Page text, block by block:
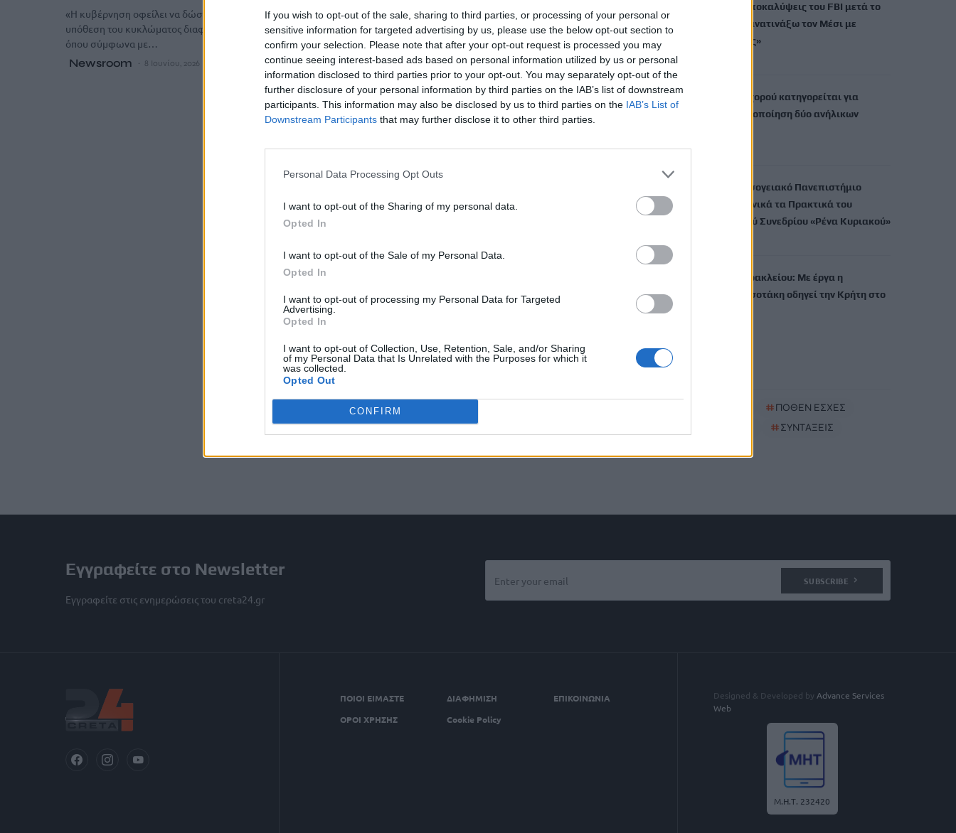
If you wish to opt-out of the sale, sharing to third parties, or processing of your personal or
sensitive information for targeted advertising by us, please use the below opt-out section to
confirm your selection. Please note that after your opt-out request is processed you may
continue seeing interest-based ads based on personal information utilized by us or personal
information disclosed to third parties prior to your opt-out. You may separately opt-out of the
further disclosure of your personal information by third parties on the IAB’s list of downstream
participants. This information may also be disclosed by us to third parties on the IAB’s List of
Downstream Participants that may further disclose it to other third parties.
Personal Data Processing Opt Outs
I want to opt-out of the Sharing of my personal data.
Opted In
I want to opt-out of the Sale of my Personal Data.
Opted In
I want to opt-out of processing my Personal Data for Targeted
Advertising.
Opted In
I want to opt-out of Collection, Use, Retention, Sale, and/or Sharing
of my Personal Data that Is Unrelated with the Purposes for which it
was collected.
Opted Out
CONFIRM
«Η κυβέρνηση οφείλει να δώσει άμεσα εξηγήσεις για την
υπόθεση του κυκλώματος διαφθοράς στις πολεοδομίες,
όπου σύμφωνα με…
Newsroom 8 Ιουνίου, 2026
Σοκαριστικές αποκαλύψεις του FBI μετά το
Μουντιάλ: «Θα ανατινάξω τον Μέσι με
τέσσερις βόμβες»
7 Αυγούστου, 2026
ΗΠΑ: Δασκάλα χορού κατηγορείται για
σεξουαλική κακοποίηση δύο ανήλικων
7 Αυγούστου, 2026
Το Ελληνικό Μεσογειακό Πανεπιστήμιο
εκδίδει ηλεκτρονικά τα Πρακτικά του
Διεπιστημονικού Συνεδρίου «Ρένα Κυριακού»
ΔΕΕΠ (ΝΟΔΕ) Ηρακλείου: Με έργα η
κυβέρνηση Μητσοτάκη οδηγεί την Κρήτη στο
#ΠΟΘΕΝ ΕΣΧΕΣ
#ΣΥΝΤΑΞΕΙΣ
Εγγραφείτε στο Newsletter
Εγγραφείτε στις ενημερώσεις του creta24.gr
SUBSCRIBE
ΠΟΙΟΙ ΕΙΜΑΣΤΕ ΔΙΑΦΗΜΙΣΗ
ΕΠΙΚΟΙΝΩΝΙΑ
ΟΡΟΙ ΧΡΗΣΗΣ
Cookie Policy
Designed & Developed by Advance Services
Web
Μ.Η.Τ. 232420